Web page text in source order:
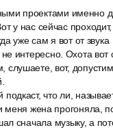
проектами именно
у нас сейчас
уже сам я вот от звука
интересно. Охота вот
вот,
что ли,
меня жена прогоняла,
сначала музыку, а